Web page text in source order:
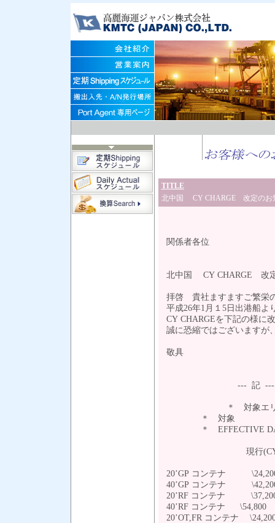
TITLE
北中国 CY CHARGE 改定のお
関係者各位
北中国 CY CHARGE 改
拝啓 貴社ますますご繁栄
平成26年1月１5日出港船よ
CY CHARGEを下記の様に
誠に恐縮ではございますが
敬具
--- 記 ---
＊ 対象エリア ：
＊ 対象 ： 日
＊ EFFECTIVE
現行(CYC)
20’GP コンテナ
40’GP コンテナ
20’RF コンテナ
40’RF コンテナ
20’OT,FR コンテナ